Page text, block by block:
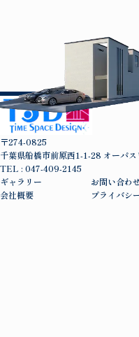
〒274-0825
千葉県船橋市前原西1-1-28 オーパ
TEL : 047-409-2145
ギャラリー
会社概要
お問い合わ
プライバシ